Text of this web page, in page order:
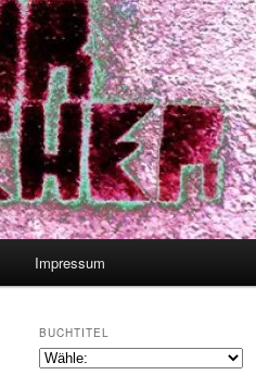
Impressum
BUCHTITEL